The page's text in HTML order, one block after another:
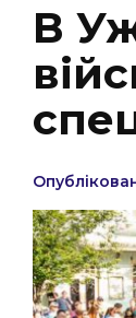
Політика
В